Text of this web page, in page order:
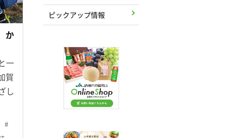
か
一
賀
し
#
ピックアップ情報